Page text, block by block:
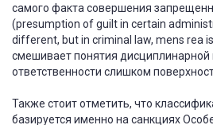
самого факта совершения
(presumption of guilt in certain
different, but in criminal law, mens rea
смешивает понятия дисциплинарной
ответственности слишком
Также стоит отметить, что
базируется именно на санкциях